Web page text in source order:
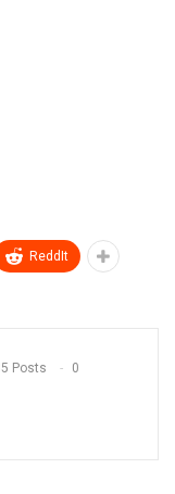
ReddIt
Posts 0